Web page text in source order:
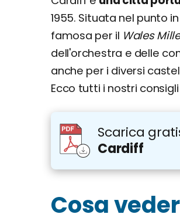
1955. Situata nel punto
famosa per il Wales
dell'orchestra e delle
anche per i diversi
Ecco tutti i nostri
Scarica
Cardiff
Cosa